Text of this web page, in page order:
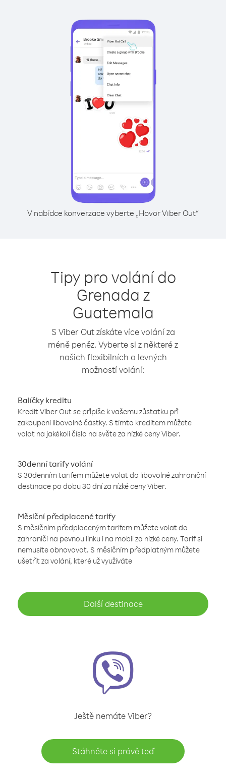
V nabídce konverzace vyberte „Hovor Viber Out“
Tipy pro volání do
Grenada z
Guatemala
S Viber Out získáte více volání za
méně peněz. Vyberte si z některé z
našich flexibilních a levných
možností volání:
Balíčky kreditu
Kredit Viber Out se připíše k vašemu zůstatku při
zakoupení libovolné částky. S tímto kreditem můžete
volat na jakékoli číslo na světe za nízké ceny Viber.
30denní tarify volání
S 30denním tarifem můžete volat do libovolné zahraniční
destinace po dobu 30 dní za nízké ceny Viber.
Měsíční předplacené tarify
S měsíčním předplaceným tarifem můžete volat do
zahraničí na pevnou linku i na mobil za nízké ceny. Tarif si
nemusíte obnovovat. S měsíčním předplatným můžete
ušetřit za volání, které už využíváte
Další destinace
Ještě nemáte Viber?
Stáhněte si právě teď